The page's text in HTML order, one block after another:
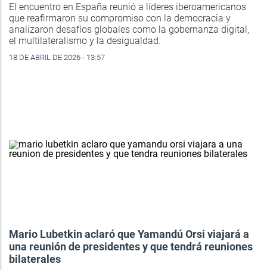
El encuentro en España reunió a líderes iberoamericanos
que reafirmaron su compromiso con la democracia y
analizaron desafíos globales como la gobernanza digital,
el multilateralismo y la desigualdad.
18 DE ABRIL DE 2026 - 13:57
Mario Lubetkin aclaró que Yamandú Orsi viajará a
una reunión de presidentes y que tendrá reuniones
bilaterales